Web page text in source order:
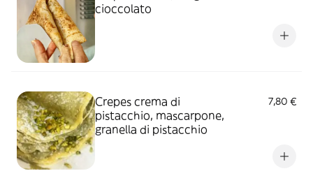
cioccolato
Crepes crema di
pistacchio, mascarpone,
granella di pistacchio
7,80 €